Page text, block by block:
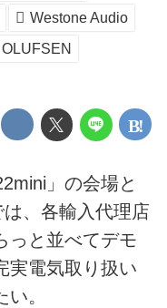
Westone Audio
」の会場と
、各輸入代理店
っと並べてデモ
実電気取り扱い
。